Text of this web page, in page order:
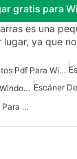
gratis para
es una
ya que
Escáner De Documentos Pdf Para Windows
Escáner De Documentos Para Windows Escáner
Escáner De Códigos De Barras Para Windows